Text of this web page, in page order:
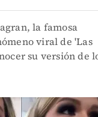
la famosa
viral de 'Las
su versión de